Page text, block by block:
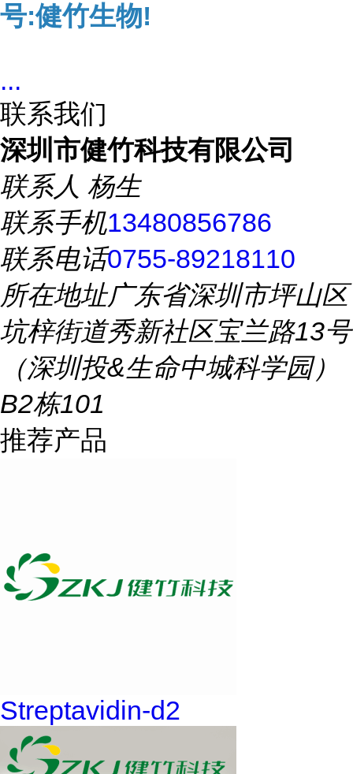
号:健竹生物!
...
联系我们
深圳市健竹科技有限公司
联系人 杨生
联系手机13480856786
联系电话0755-89218110
所在地址广东省深圳市坪山区
坑梓街道秀新社区宝兰路13号
（深圳投&生命中城科学园）
B2栋101
推荐产品
Streptavidin-d2